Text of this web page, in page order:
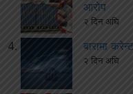
आरोप
२ दिन अघि
बारामा
२ दिन अघि